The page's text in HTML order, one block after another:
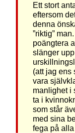
Ett stort
eftersom
denna
”riktig”
poängtera
slänger
(att jag ens
vara
manlighet i
ta i
som står
med sina
fega på